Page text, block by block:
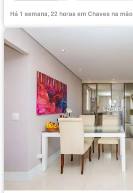
Há 1 semana, 22 horas em Chaves na mão